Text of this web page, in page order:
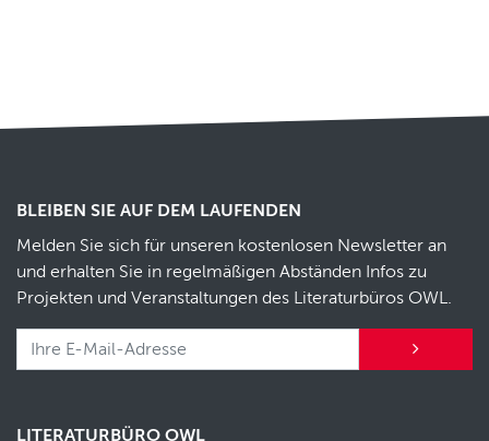
BLEIBEN SIE AUF DEM LAUFENDEN
Melden Sie sich für unseren kostenlosen Newsletter an
und erhalten Sie in regelmäßigen Abständen Infos zu
Projekten und Veranstaltungen des Literaturbüros OWL.
LITERATURBÜRO OWL